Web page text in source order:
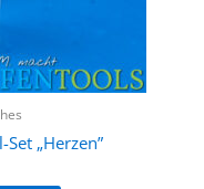
„Herzen”